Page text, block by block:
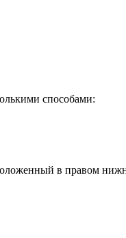
способами:
в правом